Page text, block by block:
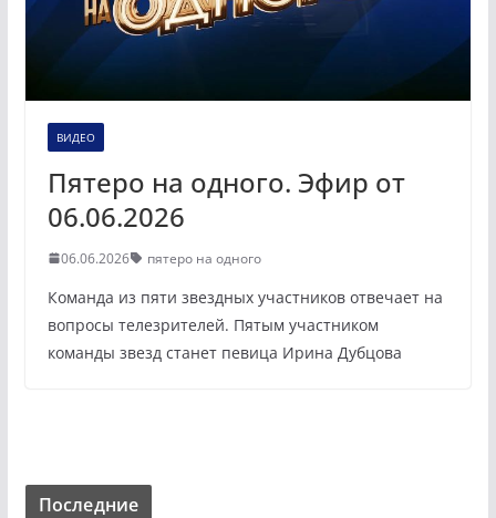
ВИДЕО
Пятеро на одного. Эфир от
06.06.2026
06.06.2026 пятеро на одного
Команда из пяти звездных участников отвечает на
вопросы телезрителей. Пятым участником
команды звезд станет певица Ирина Дубцова
Последние